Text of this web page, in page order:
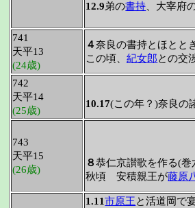
12.9弟の書持 、大宰府
741
天平13
(24歳)
４奈良の書持とほとと
この頃、紀女郎との交
742
天平14
(25歳)
10.17(この年？)奈良の
743
天平15
(26歳)
８恭仁京讃歌を作る(巻
秋頃 安積親王が藤原
1.11市原王と活道岡で